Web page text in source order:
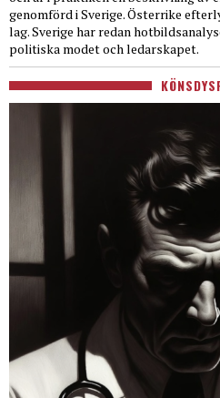
genomförd i Sverige. Österrike
lag. Sverige har redan
politiska modet och ledarskapet.